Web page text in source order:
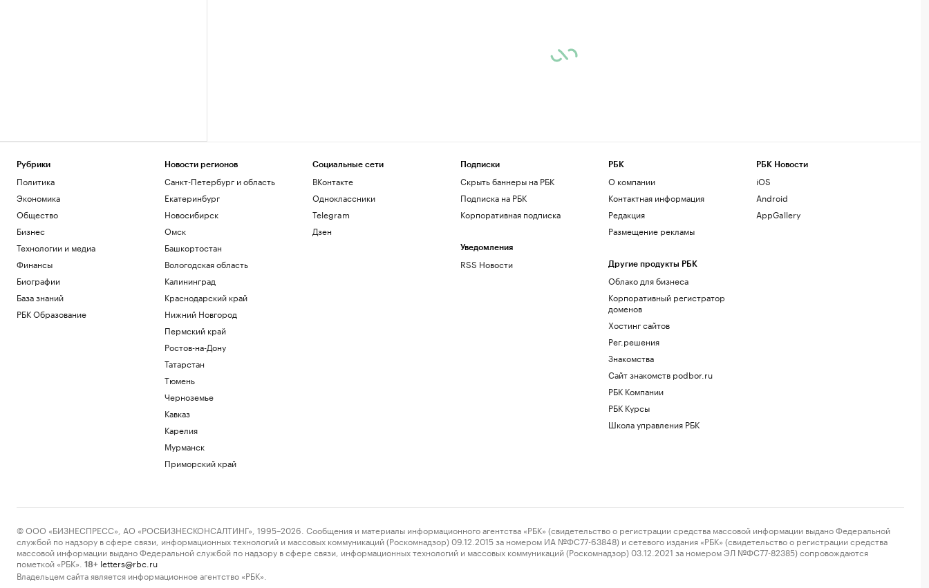
Рубрики
Политика
Экономика
Общество
Бизнес
Технологии и медиа
Финансы
Биографии
База знаний
РБК Образование
Новости регионов
Санкт-Петербург и область
Екатеринбург
Новосибирск
Омск
Башкортостан
Вологодская область
Калининград
Краснодарский край
Нижний Новгород
Пермский край
Ростов-на-Дону
Татарстан
Тюмень
Черноземье
Кавказ
Карелия
Мурманск
Приморский край
Социальные сети
ВКонтакте
Одноклассники
Telegram
Дзен
Подписки
Скрыть баннеры на РБК
Подписка на РБК
Корпоративная подписка
Уведомления
RSS Новости
РБК
О компании
Контактная информация
Редакция
Размещение рекламы
Другие продукты РБК
Облако для бизнеса
Корпоративный регистратор
доменов
Хостинг сайтов
Рег.решения
Знакомства
Сайт знакомств podbor.ru
РБК Компании
РБК Курсы
Школа управления РБК
РБК Новости
iOS
Android
AppGallery
© ООО «БИЗНЕСПРЕСС», АО «РОСБИЗНЕСКОНСАЛТИНГ», 1995–2026. Сообщения и материалы информационного агентства «РБК» (свидетельство о регистрации средства массовой информации выдано Федеральной
службой по надзору в сфере связи, информационных технологий и массовых коммуникаций (Роскомнадзор) 09.12.2015 за номером ИА №ФС77-63848) и сетевого издания «РБК» (свидетельство о регистрации средства
массовой информации выдано Федеральной службой по надзору в сфере связи, информационных технологий и массовых коммуникаций (Роскомнадзор) 03.12.2021 за номером ЭЛ №ФС77-82385) сопровождаются
пометкой «РБК».
18+ letters@rbc.ru
Владельцем сайта является информационное агентство «РБК».